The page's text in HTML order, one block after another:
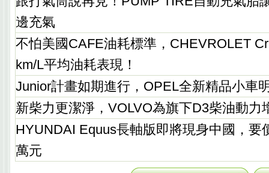
邊充氣
不怕美國CAFE油耗標準，CHEVROLET
km/L平均油耗表現！
Junior計畫如期進行，OPEL全新精品小車
新柴力更潔淨，VOLVO為旗下D3柴油動力
HYUNDAI Equus長軸版即將現身中國，要
萬元